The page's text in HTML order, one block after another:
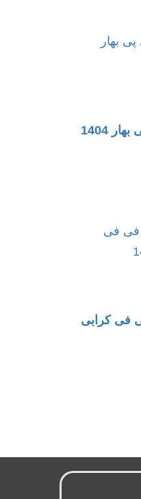
پوکت فی فی کرابی